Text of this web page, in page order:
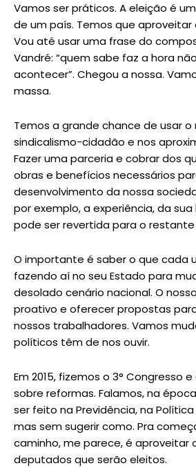
Vamos ser práticos. A eleição é
de um país. Temos que
Vou até usar uma frase do
Vandré: “quem sabe faz a hora
acontecer”. Chegou a nossa.
massa.
Temos a grande chance de usar o
sindicalismo-cidadão e nos
Fazer uma parceria e cobrar dos
obras e benefícios necessários
desenvolvimento da nossa
por exemplo, a experiência, da
pode ser revertida para o restante
O importante é saber o que cada
fazendo aí no seu Estado para
desolado cenário nacional. O
proativo e oferecer propostas
nossos trabalhadores. Vamos
políticos têm de nos ouvir.
Em 2015, fizemos o 3° Congresso
sobre reformas. Falamos, na
ser feito na Previdência, na
mas sem sugerir como. Pra
caminho, me parece, é aproveitar
deputados que serão eleitos.